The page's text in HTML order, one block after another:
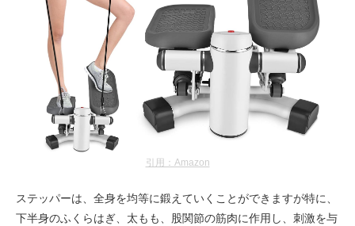
引用：Amazon
ステッパーは、全身を均等に鍛えていくことができますが特に、
下半身のふくらはぎ、太もも、股関節の筋肉に作用し、刺激を与